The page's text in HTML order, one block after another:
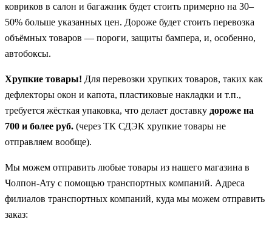
ковриков в салон и багажник будет стоить примерно на 30–
50% больше указанных цен. Дороже будет стоить перевозка
объёмных товаров — пороги, защиты бампера, и, особенно,
автобоксы.
Хрупкие товары! Для перевозки хрупких товаров, таких как
дефлекторы окон и капота, пластиковые накладки и т.п.,
требуется жёсткая упаковка, что делает доставку дороже на
700 и более руб. (через ТК СДЭК хрупкие товары не
отправляем вообще).
Мы можем отправить любые товары из нашего магазина в
Чолпон-Ату с помощью транспортных компаний. Адреса
филиалов транспортных компаний, куда мы можем отправить
заказ: